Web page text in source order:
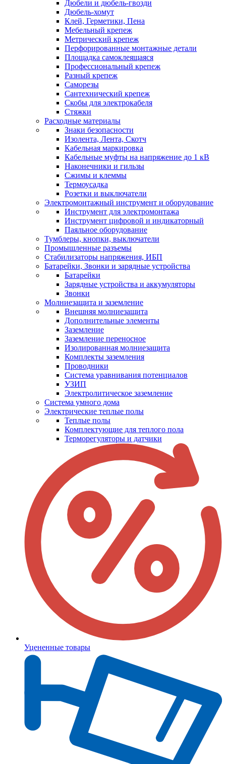
Дюбели и дюбель-гвозди
Дюбель-хомут
Клей, Герметики, Пена
Мебельный крепеж
Метрический крепеж
Перфорированные монтажные детали
Площадка самоклеящаяся
Профессиональный крепеж
Разный крепеж
Саморезы
Сантехнический крепеж
Скобы для электрокабеля
Стяжки
Расходные материалы
Знаки безопасности
Изолента, Лента, Скотч
Кабельная маркировка
Кабельные муфты на напряжение до 1 кВ
Наконечники и гильзы
Сжимы и клеммы
Термоусадка
Розетки и выключатели
Электромонтажный инструмент и оборудование
Инструмент для электромонтажа
Инструмент цифровой и индикаторный
Паяльное оборудование
Тумблеры, кнопки, выключатели
Промышленные разъемы
Стабилизаторы напряжения, ИБП
Батарейки, Звонки и зарядные устройства
Батарейки
Зарядные устройства и аккумуляторы
Звонки
Молниезащита и заземление
Внешняя молниезащита
Дополнительные элементы
Заземление
Заземление переносное
Изолированная молниезащита
Комплекты заземления
Проводники
Система уравнивания потенциалов
УЗИП
Электролитическое заземление
Система умного дома
Электрические теплые полы
Теплые полы
Комплектующие для теплого пола
Терморегуляторы и датчики
Уцененные товары